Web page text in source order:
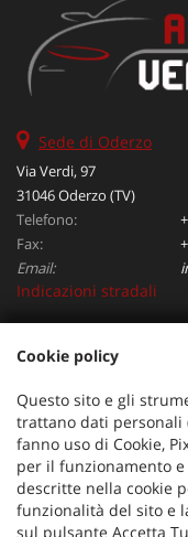
Sede di Oderzo
Via Verdi, 97
31046 Oderzo (TV)
Telefono:
Fax:
Email:
Indicazioni stradali
Dati fiscali:
Automobili Vendramini srl
Via Verdi, 97, Oderzo (TV)
C.F/P.IVA:04823130267
Registro delle imprese:TV
Cookie policy
Questo sito e gli
trattano dati personali
fanno uso di Cookie,
per il funzionamento
descritte nella cookie
funzionalità del sito e
sul pulsante Accetta